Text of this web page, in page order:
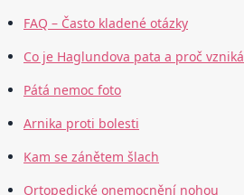
FAQ – Často kladené otázky
Co je Haglundova pata a proč vzniká
Pátá nemoc foto
Arnika proti bolesti
Kam se zánětem šlach
Ortopedické onemocnění nohou